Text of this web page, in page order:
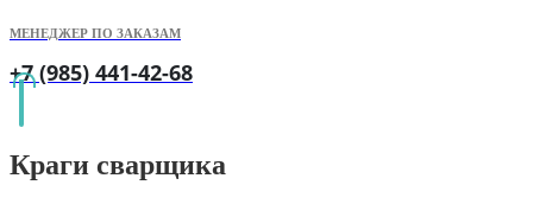
МЕНЕДЖЕР ПО ЗАКАЗАМ
+7 (985) 441-42-68
Краги сварщика